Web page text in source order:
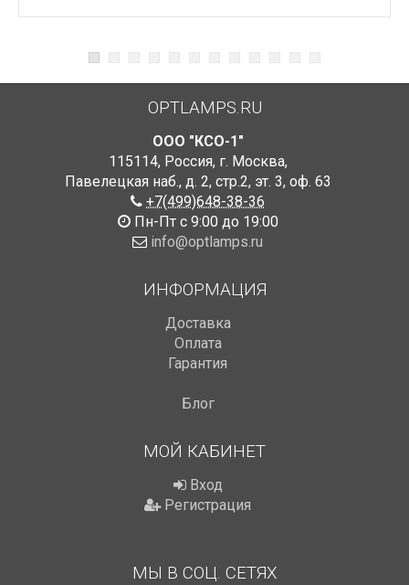
OPTLAMPS.RU
ООО "КСО-1"
115114, Россия, г. Москва,
Павелецкая наб., д. 2, стр.2, эт. 3, оф. 63
+7(499)648-38-36
Пн-Пт с 9:00 до 19:00
info@optlamps.ru
ИНФОРМАЦИЯ
Доставка
Оплата
Гарантия
Блог
МОЙ КАБИНЕТ
Вход
Регистрация
МЫ В СОЦ. СЕТЯХ